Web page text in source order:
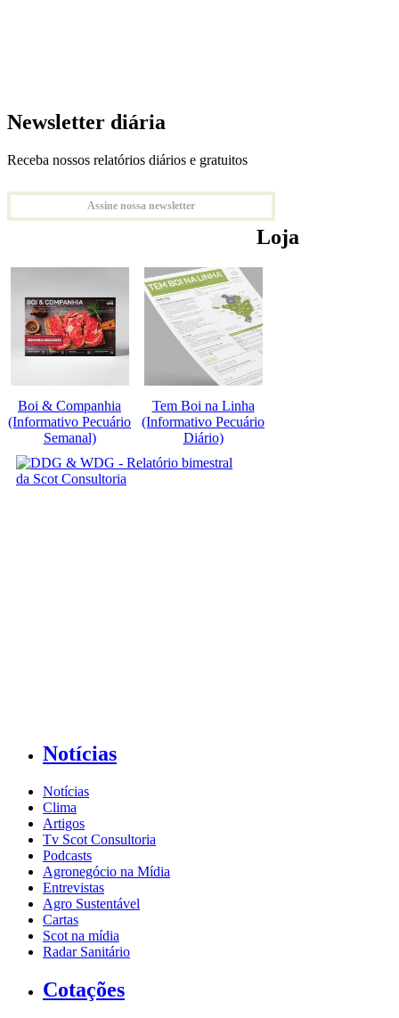
Newsletter diária
Receba nossos relatórios diários e gratuitos
Assine nossa newsletter
Loja
Boi & Companhia
(Informativo Pecuário
Semanal)
Tem Boi na Linha
(Informativo Pecuário
Diário)
Notícias
Notícias
Clima
Artigos
Tv Scot Consultoria
Podcasts
Agronegócio na Mídia
Entrevistas
Agro Sustentável
Cartas
Scot na mídia
Radar Sanitário
Cotações